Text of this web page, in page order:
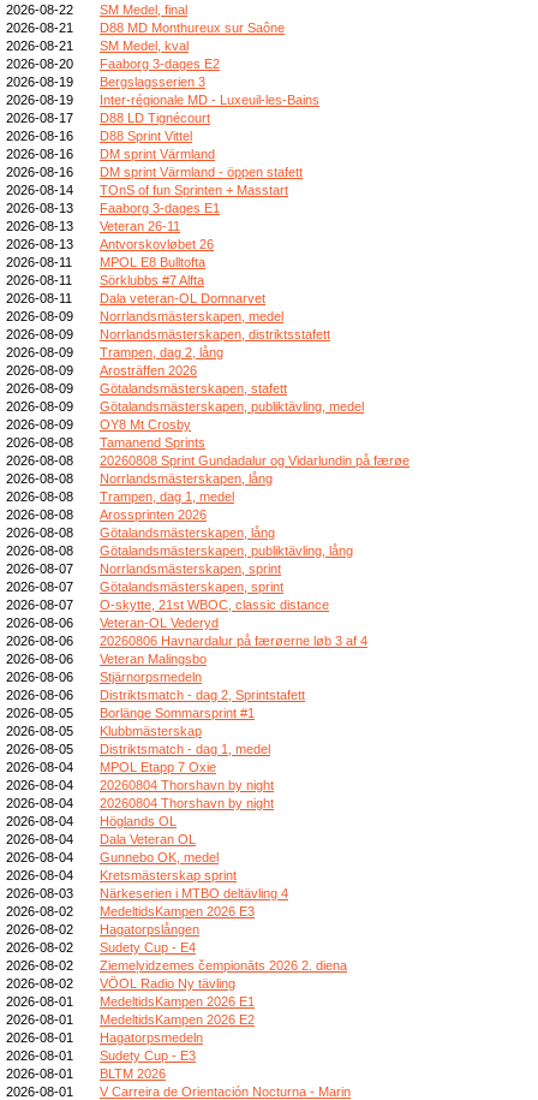
2026-08-22
SM Medel, final
2026-08-21
D88 MD Monthureux sur Saône
2026-08-21
SM Medel, kval
2026-08-20
Faaborg 3-dages E2
2026-08-19
Bergslagsserien 3
2026-08-19
Inter-régionale MD - Luxeuil-les-Bains
2026-08-17
D88 LD Tignécourt
2026-08-16
D88 Sprint Vittel
2026-08-16
DM sprint Värmland
2026-08-16
DM sprint Värmland - öppen stafett
2026-08-14
TOnS of fun Sprinten + Masstart
2026-08-13
Faaborg 3-dages E1
2026-08-13
Veteran 26-11
2026-08-13
Antvorskovløbet 26
2026-08-11
MPOL E8 Bulltofta
2026-08-11
Sörklubbs #7 Alfta
2026-08-11
Dala veteran-OL Domnarvet
2026-08-09
Norrlandsmästerskapen, medel
2026-08-09
Norrlandsmästerskapen, distriktsstafett
2026-08-09
Trampen, dag 2, lång
2026-08-09
Arosträffen 2026
2026-08-09
Götalandsmästerskapen, stafett
2026-08-09
Götalandsmästerskapen, publiktävling, medel
2026-08-09
OY8 Mt Crosby
2026-08-08
Tamanend Sprints
2026-08-08
20260808 Sprint Gundadalur og Vidarlundin på færøe
2026-08-08
Norrlandsmästerskapen, lång
2026-08-08
Trampen, dag 1, medel
2026-08-08
Arossprinten 2026
2026-08-08
Götalandsmästerskapen, lång
2026-08-08
Götalandsmästerskapen, publiktävling, lång
2026-08-07
Norrlandsmästerskapen, sprint
2026-08-07
Götalandsmästerskapen, sprint
2026-08-07
O-skytte, 21st WBOC, classic distance
2026-08-06
Veteran-OL Vederyd
2026-08-06
20260806 Havnardalur på færøerne løb 3 af 4
2026-08-06
Veteran Malingsbo
2026-08-06
Stjärnorpsmedeln
2026-08-06
Distriktsmatch - dag 2, Sprintstafett
2026-08-05
Borlänge Sommarsprint #1
2026-08-05
Klubbmästerskap
2026-08-05
Distriktsmatch - dag 1, medel
2026-08-04
MPOL Etapp 7 Oxie
2026-08-04
20260804 Thorshavn by night
2026-08-04
20260804 Thorshavn by night
2026-08-04
Höglands OL
2026-08-04
Dala Veteran OL
2026-08-04
Gunnebo OK, medel
2026-08-04
Kretsmästerskap sprint
2026-08-03
Närkeserien i MTBO deltävling 4
2026-08-02
MedeltidsKampen 2026 E3
2026-08-02
Hagatorpslången
2026-08-02
Sudety Cup - E4
2026-08-02
Ziemeļvidzemes čempionāts 2026 2. diena
2026-08-02
VÖOL Radio Ny tävling
2026-08-01
MedeltidsKampen 2026 E1
2026-08-01
MedeltidsKampen 2026 E2
2026-08-01
Hagatorpsmedeln
2026-08-01
Sudety Cup - E3
2026-08-01
BLTM 2026
2026-08-01
V Carreira de Orientación Nocturna - Marin